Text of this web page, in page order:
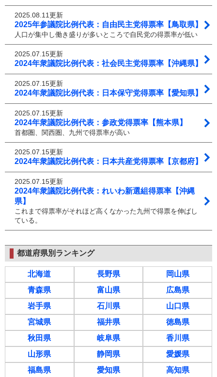
2025.08.11更新
2025年参議院比例代表：自由民主党得票率【鳥取県】
人口が集中し働き盛りが多いところで自民党の得票率が低い
2025.07.15更新
2024年衆議院比例代表：社会民主党得票率【沖縄県】
2025.07.15更新
2024年衆議院比例代表：日本保守党得票率【愛知県】
2025.07.15更新
2024年衆議院比例代表：参政党得票率【熊本県】
首都圏、関西圏、九州で得票率が高い
2025.07.15更新
2024年衆議院比例代表：日本共産党得票率【京都府】
2025.07.15更新
2024年衆議院比例代表：れいわ新選組得票率【沖縄
県】
これまで得票率がそれほど高くなかった九州で得票を伸ばし
ている。
都道府県別ランキング
北海道
青森県
岩手県
宮城県
秋田県
山形県
福島県
長野県
富山県
石川県
福井県
岐阜県
静岡県
愛知県
岡山県
広島県
山口県
徳島県
香川県
愛媛県
高知県